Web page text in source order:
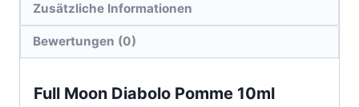
Zusätzliche Informationen
Bewertungen (0)
Full Moon Diabolo Pomme 10ml